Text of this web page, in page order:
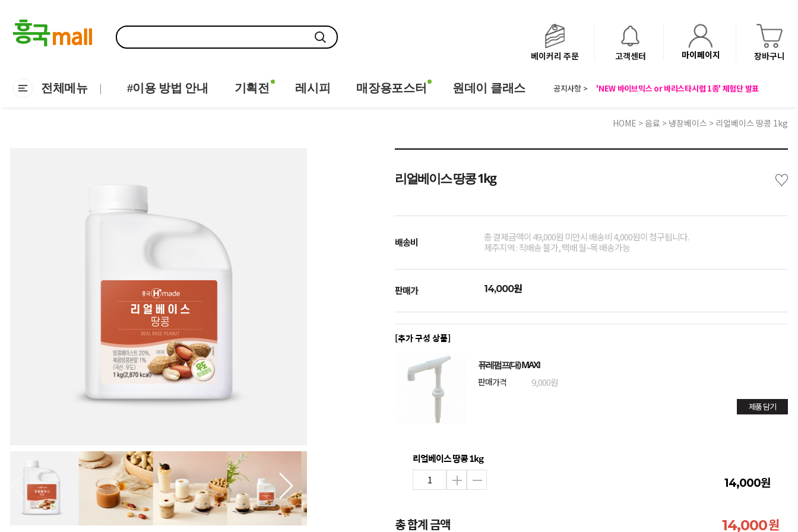
베이커리 주문 고객센터 마이페이지 장바구니
전체메뉴 #이용 방법 안내 기획전 레시피 매장용포스터 원데이 클래스 공지사항 >
'NEW 바이브믹스 or 바리스타시럽 1종' 체험단 발표
HOME >음료 > 냉장베이스 > 리얼베이스 땅콩 1kg
리얼베이스 땅콩 1kg ♡
배송비
총 결제금액이 49,000원 미만시 배송비 4,000원이 청구됩니다.
제주지역 : 직배송 불가, 택배 월~목 배송가능
판매가 14,000원
[추가 구성 상품]
퓨레펌프(대) MAXI
판매가격
9,000원
제품 담기
리얼베이스 땅콩 1kg
14,000원
총 합계 금액 14,000원